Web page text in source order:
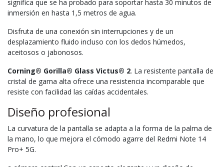
significa que se ha probado para soportar hasta 30 minutos de
inmersión en hasta 1,5 metros de agua.
Disfruta de una conexión sin interrupciones y de un
desplazamiento fluido incluso con los dedos húmedos,
aceitosos o jabonosos.
Corning® Gorilla® Glass Victus® 2. La resistente pantalla de
cristal de gama alta ofrece una resistencia incomparable que
resiste con facilidad las caídas accidentales.
Diseño profesional
La curvatura de la pantalla se adapta a la forma de la palma de
la mano, lo que mejora el cómodo agarre del Redmi Note 14
Pro+ 5G.